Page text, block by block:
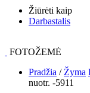
Žiūrėti kaip
Darbastalis
FOTOŽEMĖ
Pradžia / Žyma
nuotr. -5911